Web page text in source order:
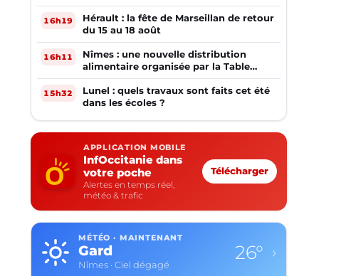
16h19
Hérault : la fête de Marseillan de retour
du 15 au 18 août
16h11
Nîmes : une nouvelle distribution
alimentaire organisée par la Table
Ouverte
15h32
Lunel : quels travaux sont faits cet été
dans les écoles ?
APPLICATION MOBILE
InfOccitanie dans
votre poche
Alertes en temps réel,
météo & trafic
Télécharger
MÉTÉO · MAINTENANT
Gard
Nîmes · Ciel dégagé
26° ›